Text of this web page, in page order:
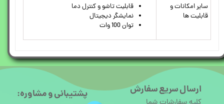
سایر امکانات و
قابلیت ها
قابلیت تاشو و کنترل دما
نمایشگر دیجیتال
توان 100 وات
ارسال سریع سفارش پشتیبانی و مشاوره: